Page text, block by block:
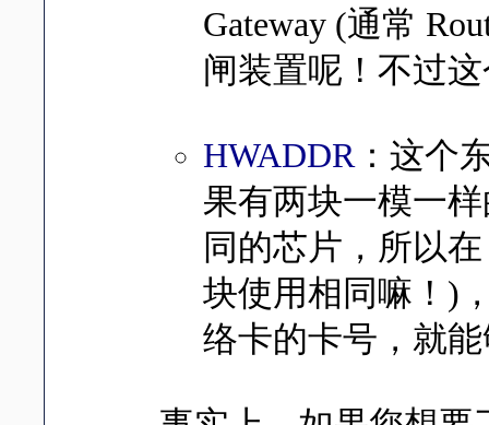
Gateway (通常
闸装置呢！不过
HWADDR：这个
果有两块一模一
同的芯片，所以
块使用相同嘛！)
络卡的卡号，就